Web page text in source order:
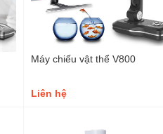
Máy chiếu vật thể V800
Liên hệ